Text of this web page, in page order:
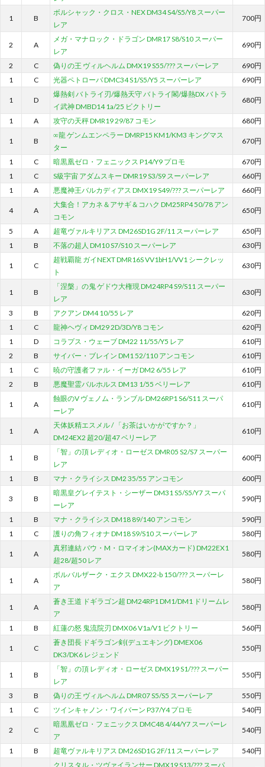
1 B
ボルシャック・クロス・NEX DM34 S4/S5/Y8 スーパー
レア
700円
2 A
メガ・マナロック・ドラゴン DMR17 S8/S10 スーパー
レア
690円
2 C 偽りの王 ヴィルヘルム DMX19 S55/??? スーパーレア
690円
1
C 光器ペトローバ DMC34 S1/S5/Y5 スーパーレア 690円
1 D
爆熱剣 バトライ刃/爆熱天守 バトライ閣/爆熱DX バトラ
イ武神 DMBD14 1a/25 ビクトリー
680円
1 A 攻守の天秤 DMR19 29/87 コモン 680円
1 B
∞龍 ゲンムエンペラー DMRP15 KM1/KM3 キングマス
ター
670円
1 C 暗黒凰ゼロ・フェニックス P14/Y9 プロモ
670円
1
C S級宇宙 アダムスキー DMR19 S3/S9 スーパーレア
660円
1
A 悪魔神王バルカディアス DMX19 S49/??? スーパーレア 660円
4 A
大集合！アカネ＆アサギ＆コハク DM25RP4 50/78 アン
コモン
650円
5 A 超竜ヴァルキリアス DM26SD1G 2F/11 スーパーレア
650円
1
B 不落の超人 DM10 S7/S10 スーパーレア 630円
1 C
超戦覇龍 ガイNEXT DMR16S VV1bH1/VV1 シークレッ
ト
630円
1 B
「涅槃」の鬼 ゲドウ大権現 DM24RP4 S9/S11 スーパー
レア
630円
3 B アクアン DM4 10/55 レア
620円
1
C 龍神ヘヴィ DM29 2D/3D/Y8 コモン
620円
1
D コラプス・ウェーブ DM22 11/55/Y5 レア
610円
2
B サイバー・ブレイン DM1 52/110 アンコモン
610円
1
C 暁の守護者ファル・イーガ DM2 6/55 レア
610円
2
B 悪魔聖霊バルホルス DM13 1/55 ベリーレア 610円
1 A
蝕眼のV ヴェノム・ランブル DM26RP1 S6/S11 スーパ
ーレア
610円
1 A
天体妖精エスメル / 「お茶はいかがですか？」
DM24EX2 超20/超47 ベリーレア
610円
1 B
「智」の頂 レディオ・ローゼス DMR05 S2/S7 スーパー
レア
600円
1 B マナ・クライシス DM2 35/55 アンコモン 600円
3 B
暗黒皇グレイテスト・シーザー DM31 S5/S5/Y7 スーパ
ーレア
590円
1 B マナ・クライシス DM18 89/140 アンコモン
590円
1
C 護りの角フィオナ DM18 S9/S10 スーパーレア 580円
1 A
真邪連結 バウ・M・ロマイオン(MAXカード) DM22EX1
超28/超50 レア
580円
1 A
ボルバルザーク・エクス DMX22-b 150/??? スーパーレ
ア
580円
1 A
蒼き王道 ドギラゴン超 DM24RP1 DM1/DM1 ドリームレ
ア
580円
1 B 紅蓮の怒 鬼流院刃 DMX06 V1a/V1 ビクトリー 560円
1 C
蒼き団長 ドギラゴン剣(デュエキング) DMEX06
DK3/DK6 レジェンド
550円
1 B
「智」の頂 レディオ・ローゼス DMX19 S1/??? スーパー
レア
550円
3 B 偽りの王 ヴィルヘルム DMR07 S5/S5 スーパーレア
550円
1
C ツインキャノン・ワイバーン P37/Y4 プロモ 540円
2 C
暗黒凰ゼロ・フェニックス DMC48 4/44/Y7 スーパーレ
ア
540円
1 B 超竜ヴァルキリアス DM26SD1G 2F/11 スーパーレア 540円
クリスタル・ツヴァイランサー DMX19 S13/??? スーパ